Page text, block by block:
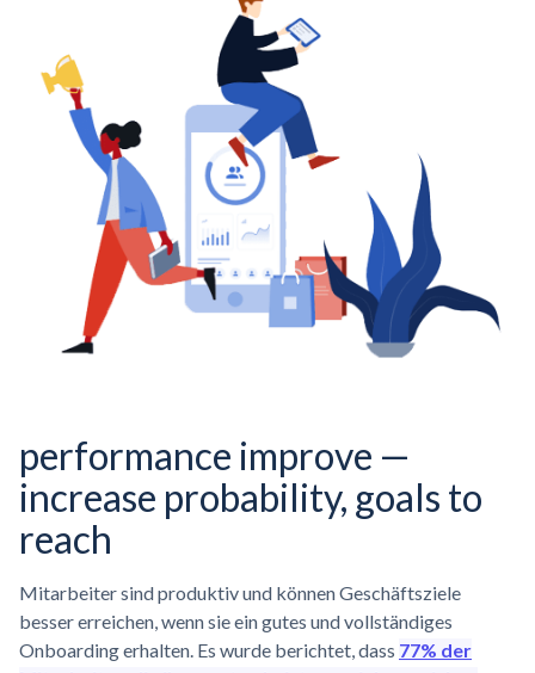
performance improve —
increase probability, goals to
reach
Mitarbeiter sind produktiv und können Geschäftsziele
besser erreichen, wenn sie ein gutes und vollständiges
Onboarding erhalten. Es wurde berichtet, dass 77% der